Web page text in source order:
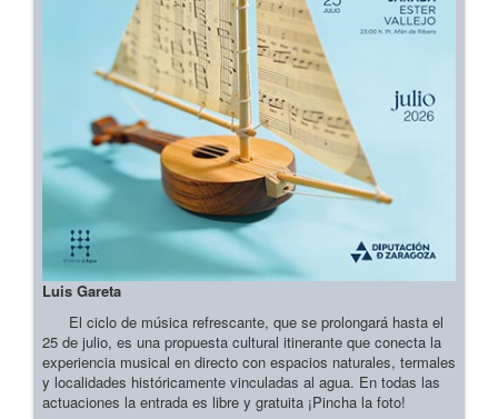
Luis Gareta
El ciclo de música refrescante, que se prolongará hasta el
25 de julio, es una propuesta cultural itinerante que conecta la
experiencia musical en directo con espacios naturales, termales
y localidades históricamente vinculadas al agua. En todas las
actuaciones la entrada es libre y gratuita ¡Pincha la foto!